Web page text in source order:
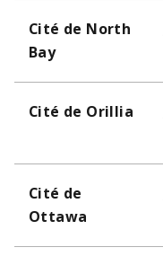
Cité de North
Bay
Cité de Orillia
Cité de
Ottawa